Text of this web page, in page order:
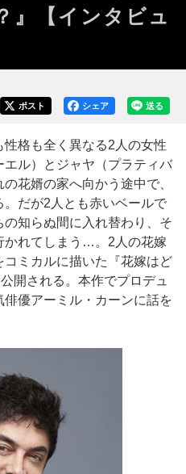
』【インタビュ
送る
シェア
ポスト
格も全く異なる2人の女性
ル）とジャヤ（プラティバ
花婿の家へ向かう途中で、
だが2人とも赤いベールで
知らぬ間に入れ替わり、そ
かれてしまう…。2人の花嫁
ミカルに描いた『花嫁はど
開される。本作でプロデュ
優アーミル・カーンに話を